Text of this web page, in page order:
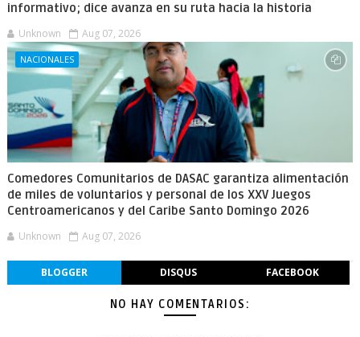
informativo; dice avanza en su ruta hacia la historia
Unknown Aug 07, 2026
NACIONALES
Comedores Comunitarios de DASAC garantiza alimentación
de miles de voluntarios y personal de los XXV Juegos
Centroamericanos y del Caribe Santo Domingo 2026
Unknown Aug 07, 2026
BLOGGER DISQUS FACEBOOK
NO HAY COMENTARIOS: